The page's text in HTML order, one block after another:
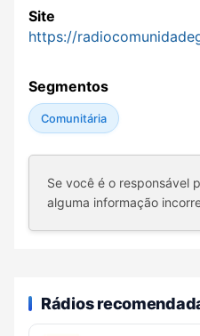
Site
https://
Segmentos
Comunitária
Se você é o responsável
alguma informação
Rádios